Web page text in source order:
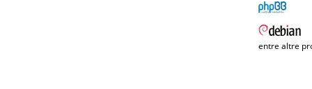
entre altre